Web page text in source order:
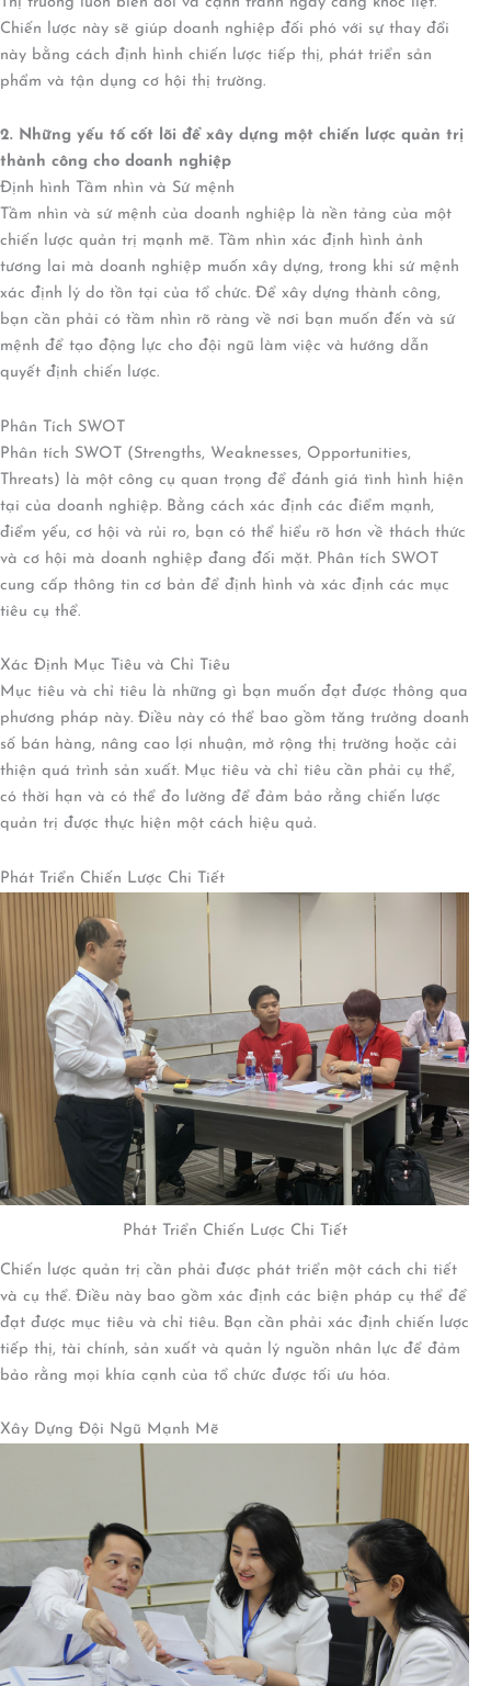
Chiến lược này sẽ giúp doanh nghiệp đối phó với sự thay đổi
này bằng cách định hình chiến lược tiếp thị, phát triển sản
phẩm và tận dụng cơ hội thị trường.
2. Những yếu tố cốt lõi để xây dựng một chiến lược quản trị
thành công cho doanh nghiệp
Định hình Tầm nhìn và Sứ mệnh
Tầm nhìn và sứ mệnh của doanh nghiệp là nền tảng của một
chiến lược quản trị mạnh mẽ. Tầm nhìn xác định hình ảnh
tương lai mà doanh nghiệp muốn xây dựng, trong khi sứ mệnh
xác định lý do tồn tại của tổ chức. Để xây dựng thành công,
bạn cần phải có tầm nhìn rõ ràng về nơi bạn muốn đến và sứ
mệnh để tạo động lực cho đội ngũ làm việc và hướng dẫn
quyết định chiến lược.
Phân Tích SWOT
Phân tích SWOT (Strengths, Weaknesses, Opportunities,
Threats) là một công cụ quan trọng để đánh giá tình hình hiện
tại của doanh nghiệp. Bằng cách xác định các điểm mạnh,
điểm yếu, cơ hội và rủi ro, bạn có thể hiểu rõ hơn về thách thức
và cơ hội mà doanh nghiệp đang đối mặt. Phân tích SWOT
cung cấp thông tin cơ bản để định hình và xác định các mục
tiêu cụ thể.
Xác Định Mục Tiêu và Chỉ Tiêu
Mục tiêu và chỉ tiêu là những gì bạn muốn đạt được thông qua
phương pháp này. Điều này có thể bao gồm tăng trưởng doanh
số bán hàng, nâng cao lợi nhuận, mở rộng thị trường hoặc cải
thiện quá trình sản xuất. Mục tiêu và chỉ tiêu cần phải cụ thể,
có thời hạn và có thể đo lường để đảm bảo rằng chiến lược
quản trị được thực hiện một cách hiệu quả.
Phát Triển Chiến Lược Chi Tiết
Phát Triển Chiến Lược Chi Tiết
Chiến lược quản trị cần phải được phát triển một cách chi tiết
và cụ thể. Điều này bao gồm xác định các biện pháp cụ thể để
đạt được mục tiêu và chỉ tiêu. Bạn cần phải xác định chiến lược
tiếp thị, tài chính, sản xuất và quản lý nguồn nhân lực để đảm
bảo rằng mọi khía cạnh của tổ chức được tối ưu hóa.
Xây Dựng Đội Ngũ Mạnh Mẽ